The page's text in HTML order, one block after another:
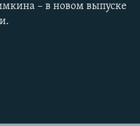
– в новом выпуске